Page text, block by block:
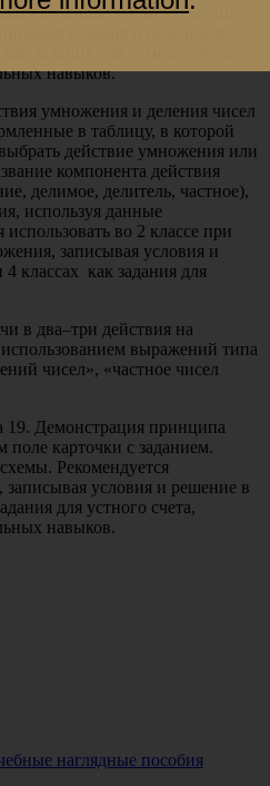
во 2 классе при изучении
навыков.
умножения и деления чисел
в таблицу, в которой
действие умножения или
компонента действия
делимое, делитель, частное),
используя данные
во 2 классе при
записывая условия и
классах как задания для
в два–три действия на
выражений типа
чисел», «частное чисел
Демонстрация принципа
карточки с заданием.
Рекомендуется
записывая условия и решение в
для устного счета,
навыков.
наглядные пособия